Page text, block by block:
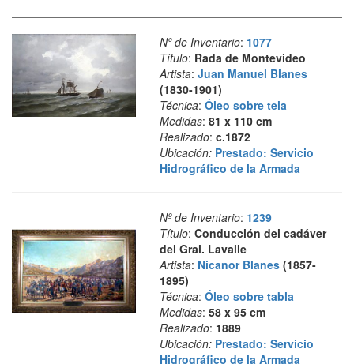
Nº de Inventario: 1077
Título: Rada de Montevideo
Artista: Juan Manuel Blanes
(1830-1901)
Técnica: Óleo sobre tela
Medidas: 81 x 110 cm
Realizado: c.1872
Ubicación: Prestado: Servicio
Hidrográfico de la Armada
Nº de Inventario: 1239
Título: Conducción del cadáver
del Gral. Lavalle
Artista: Nicanor Blanes(1857-
1895)
Técnica: Óleo sobre tabla
Medidas: 58 x 95 cm
Realizado: 1889
Ubicación: Prestado: Servicio
Hidrográfico de la Armada